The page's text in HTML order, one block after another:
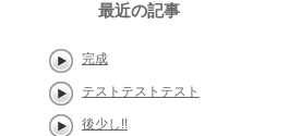
最近の記事
完成
テストテストテスト
後少し!!